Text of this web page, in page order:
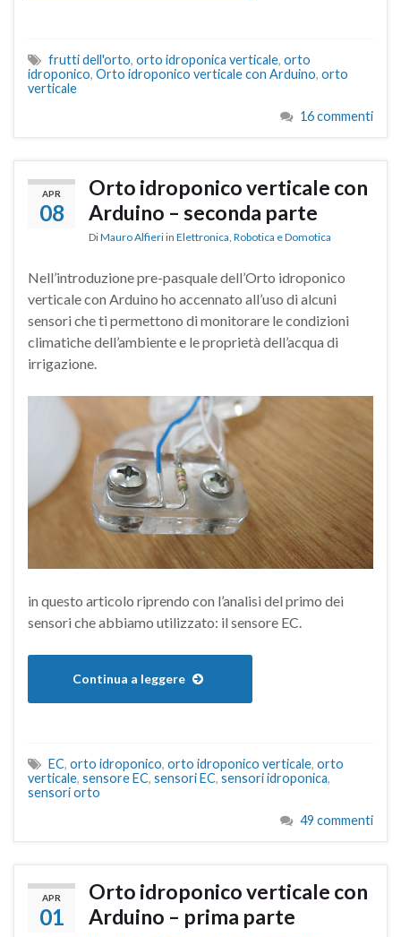
frutti dell'orto, orto idroponica verticale, orto
idroponico, Orto idroponico verticale con Arduino, orto
verticale
16 commenti
APR
08
Orto idroponico verticale con
Arduino – seconda parte
DiMauro Alfieri in Elettronica, Robotica e Domotica
Nell’introduzione pre-pasquale dell’Orto idroponico
verticale con Arduino ho accennato all’uso di alcuni
sensori che ti permettono di monitorare le condizioni
climatiche dell’ambiente e le proprietà dell’acqua di
irrigazione.
in questo articolo riprendo con l’analisi del primo dei
sensori che abbiamo utilizzato: il sensore EC.
Continua a leggere
EC, orto idroponico, orto idroponico verticale, orto
verticale, sensore EC, sensori EC, sensori idroponica,
sensori orto
49 commenti
APR
01
Orto idroponico verticale con
Arduino – prima parte